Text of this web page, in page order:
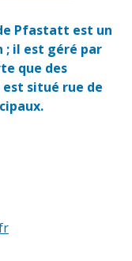
Pfastatt est un
; il est géré par
que des
est situé rue de